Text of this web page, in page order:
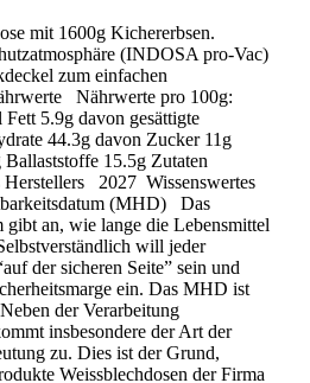
mit 1600g Kichererbsen.
(INDOSA pro-Vac)
zum einfachen
Nährwerte pro 100g:
5.9g davon gesättigte
44.3g davon Zucker 11g
15.5g Zutaten
2027 Wissenswertes
(MHD) Das
gibt an, wie lange die Lebensmittel
will jeder
der sicheren Seite” sein und
ein. Das MHD ist
der Verarbeitung
insbesondere der Art der
zu. Dies ist der Grund,
Weissblechdosen der Firma